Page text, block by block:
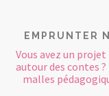
EMPRUNTER
Vous avez un
autour des contes
malles